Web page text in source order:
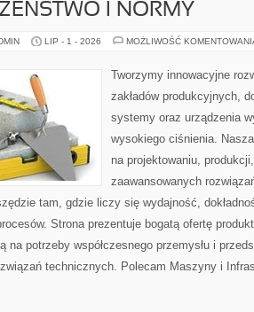
I NORMY
LIP - 1 - 2026 MOŻLIWOŚĆ
Tworzymy innowacyjne
zakładów produkcyjnych,
systemy oraz urządzenia
wysokiego ciśnienia.
na projektowaniu,
zaawansowanych
tam, gdzie liczy się wydajność,
Strona prezentuje bogatą ofertę
na potrzeby współczesnego przemysłu i
technicznych. Polecam Maszyny i